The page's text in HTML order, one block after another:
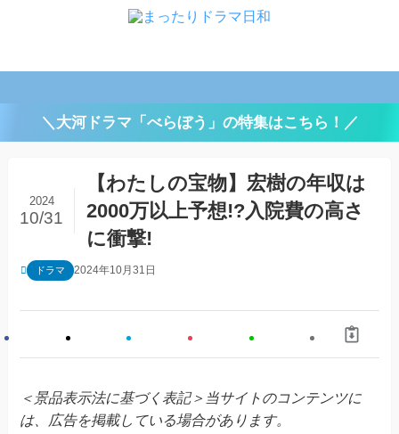
＼大河ドラマ「べらぼう」の特集はこちら！／
【わたしの宝物】宏樹の年収は
2000万以上予想!?入院費の高さ
に衝撃!
2024
10/31
ドラマ 2024年10月31日
＜景品表示法に基づく表記＞当サイトのコンテンツに
は、広告を掲載している場合があります。